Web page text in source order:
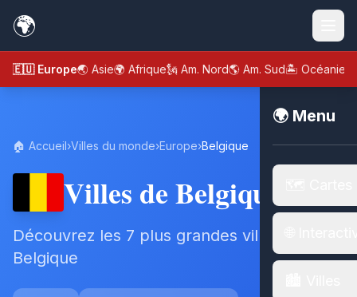
🌍
🇪🇺 Europe🌏 Asie🌍 Afrique🗽 Am. Nord🌎 Am. Sud🏝️ Océanie
🌍 Menu
🏠 Accueil›Villes du monde›Europe›Belgique
Villes de Belgique
Découvrez les 7 plus grandes villes de
Belgique